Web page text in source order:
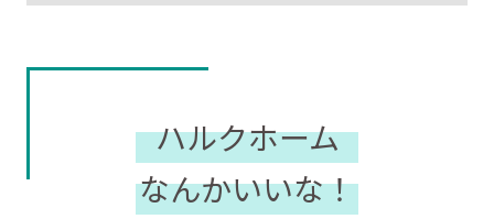
ハルクホーム
なんかいいな！